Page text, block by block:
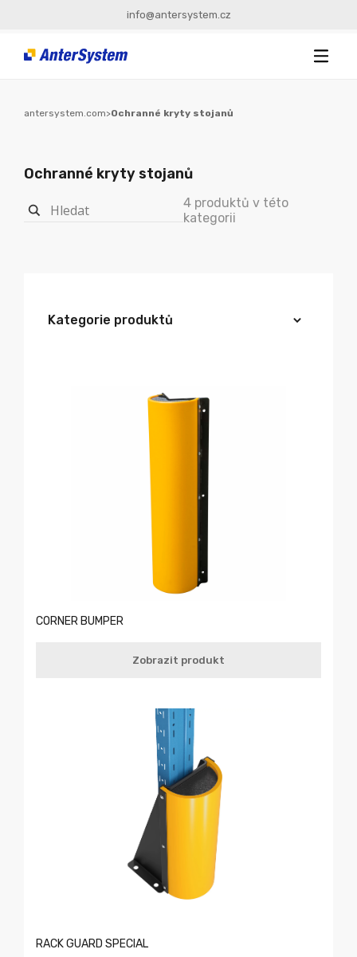
info@antersystem.cz
antersystem.com>Ochranné kryty stojanů
Ochranné kryty stojanů
4 produktů v této
kategorii
Kategorie produktů
CORNER BUMPER
Zobrazit produkt
RACK GUARD SPECIAL